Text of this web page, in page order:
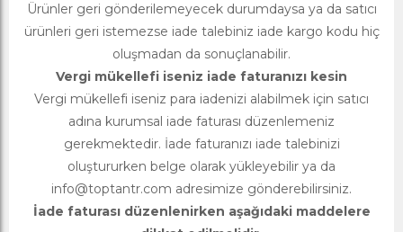
Ürünler geri gönderilemeyecek durumdaysa ya da satıcı
ürünleri geri istemezse iade talebiniz iade kargo kodu hiç
oluşmadan da sonuçlanabilir.
Vergi mükellefi iseniz iade faturanızı kesin
Vergi mükellefi iseniz para iadenizi alabilmek için satıcı
adına kurumsal iade faturası düzenlemeniz
gerekmektedir. İade faturanızı iade talebinizi
oluştururken belge olarak yükleyebilir ya da
info@toptantr.com adresimize gönderebilirsiniz.
İade faturası düzenlenirken aşağıdaki maddelere